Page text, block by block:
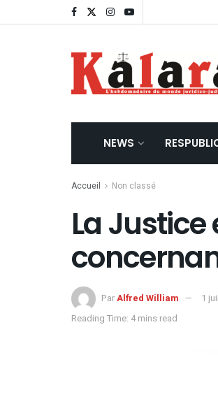
NEWS
Accueil Non classé
La
ParAlfred William 1
Reading Time: 4 mins read